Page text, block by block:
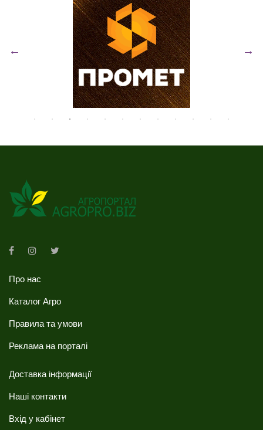
Про нас
Каталог Агро
Правила та умови
Реклама на порталі
Доставка інформації
Наші контакти
Вхід у кабінет